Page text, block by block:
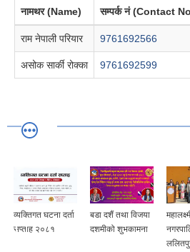
नामथर (Name) सम्पर्क नं (Contact
राम नेपाली परियार 9761692566
असोक सार्की रोक्का 9761692599
व्यक्तिगत घटना दर्ता
सप्ताह २०८१
बडा दशैं तथा विजया
दशमीको शुभकामना